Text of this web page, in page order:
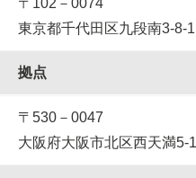
〒102－0074
東京都千代田区九段南3-8-
拠点
〒530－0047
大阪府大阪市北区西天満5-